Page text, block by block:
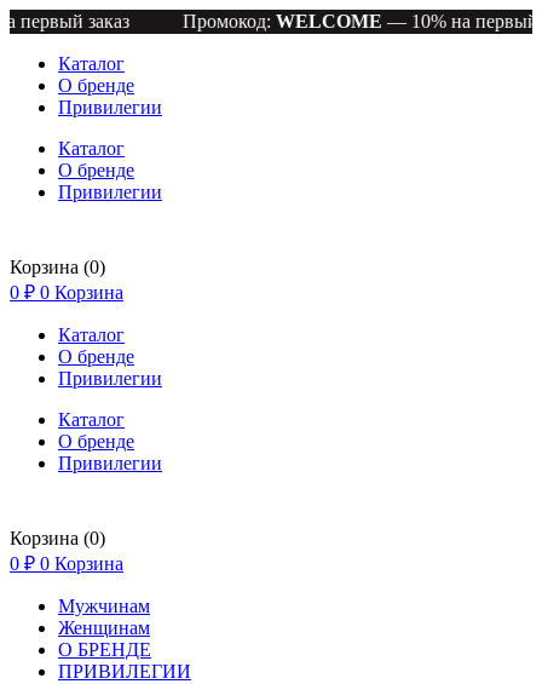
заказ Промокод:WELCOME— 10% на первый заказ
Каталог
О бренде
Привилегии
Каталог
О бренде
Привилегии
Корзина (0)
0 ₽ 0 Корзина
Каталог
О бренде
Привилегии
Каталог
О бренде
Привилегии
Корзина (0)
0 ₽ 0 Корзина
Мужчинам
Женщинам
О БРЕНДЕ
ПРИВИЛЕГИИ